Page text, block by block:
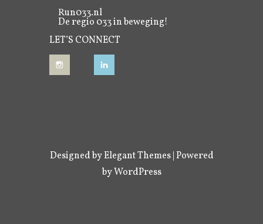
Run033.nl
De regio 033 in beweging!
LET’S CONNECT
Designed byElegant Themes| Powered
byWordPress